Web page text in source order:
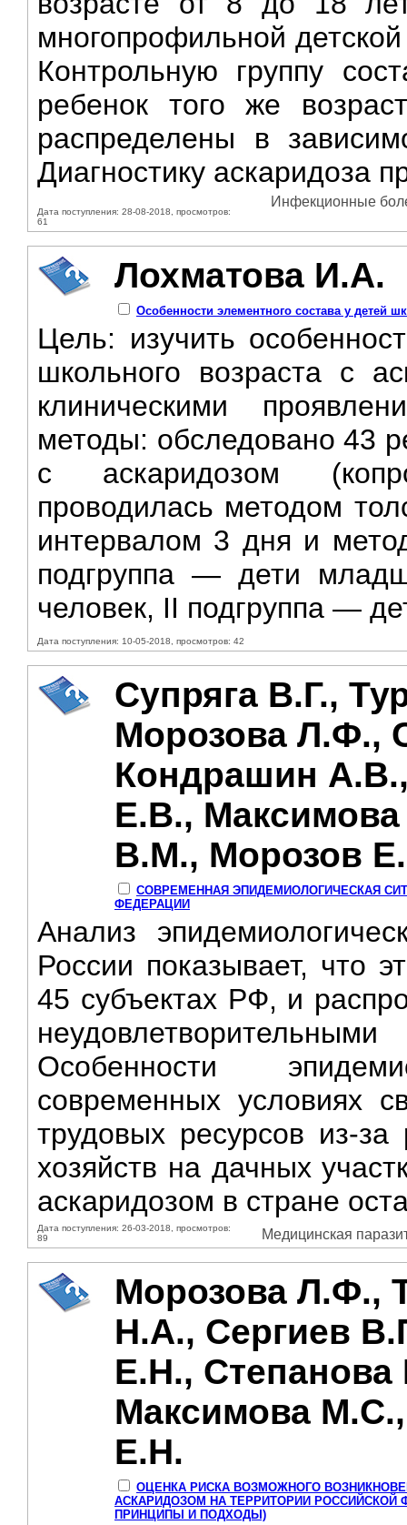
многопрофильной
Контрольную группу
ребенок того же
распределены в
Диагностику аскаридоза
Дата поступления: 28-08-2018, просмотров:
61
Инфекционные
Лохматова И.А.
Особенности элементного состава у детей
Цель: изучить
школьного возраста с
клиническими
методы: обследовано 43
с аскаридозом
проводилась методом
интервалом 3 дня и
подгруппа — дети
человек, II подгруппа —
Дата поступления: 10-05-2018, просмотров: 42
Супряга В.Г.,
Морозова Л.Ф.,
Кондрашин
Е.В.,
В.М., Морозов
СОВРЕМЕННАЯ ЭПИДЕМИОЛОГИЧЕСКАЯ
ФЕДЕРАЦИИ
Анализ
России показывает, что
45 субъектах РФ, и
Особенности
современных условиях
трудовых ресурсов из-
хозяйств на дачных
аскаридозом в стране
Дата поступления: 26-03-2018, просмотров:
89
Медицинская
Морозова Л.Ф.,
Н.А., Сергиев
Е.Н., Степанова
Максимова
Е.Н.
ОЦЕНКА РИСКА ВОЗМОЖНОГО
АСКАРИДОЗОМ НА ТЕРРИТОРИИ РОССИЙСКОЙ
ПРИНЦИПЫ И ПОДХОДЫ)